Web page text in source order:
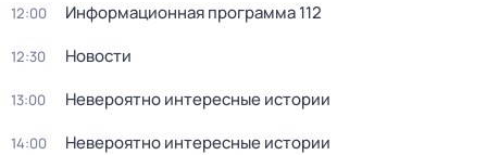
12:00 Информационная программа 112
12:30 Новости
13:00 Невероятно интересные истории
14:00 Невероятно интересные истории